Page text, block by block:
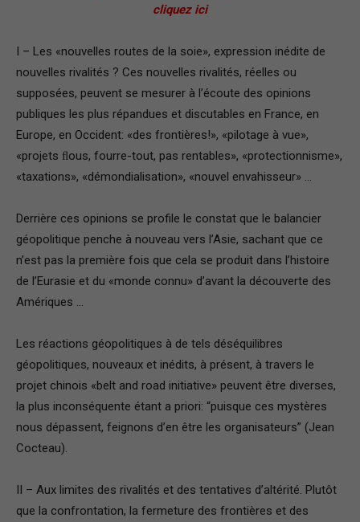
de-
France
cliquez ici
I – Les «nouvelles routes de la soie», expression inédite de
nouvelles rivalités ? Ces nouvelles rivalités, réelles ou
supposées, peuvent se mesurer à l’écoute des opinions
publiques les plus répandues et discutables en France, en
Europe, en Occident: «des frontières!», «pilotage à vue»,
«projets ﬂous, fourre-tout, pas rentables», «protectionnisme»,
«taxations», «démondialisation», «nouvel envahisseur» …
Derrière ces opinions se profile le constat que le balancier
géopolitique penche à nouveau vers l’Asie, sachant que ce
n’est pas la première fois que cela se produit dans l’histoire
de l’Eurasie et du «monde connu» d’avant la découverte des
Amériques …
Les réactions géopolitiques à de tels déséquilibres
géopolitiques, nouveaux et inédits, à présent, à travers le
projet chinois «belt and road initiative» peuvent être diverses,
la plus inconséquente étant a priori: “puisque ces mystères
nous dépassent, feignons d’en être les organisateurs” (Jean
Cocteau).
II – Aux limites des rivalités et des tentatives d’altérité. Plutôt
que la confrontation, la fermeture des frontières et des